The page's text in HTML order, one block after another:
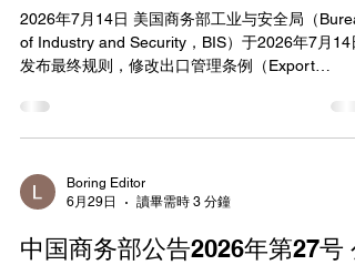
制管控名单（2026年7月24日） 商务部 2026年7月
24日 附件 出口管制管控名单 （2026年7月24日）
1.拉法特集团（Lafert S.p.A.） 地址：Via J.F.
Kennedy 43, San Donà di Piave, Venice, Italy 邮
编：3002
2026年7月14日 美国商务部工业与安全局（
of Industry and Security，BIS）于2026年7月14
发布最终规则，修改出口管理条例（Export
联合酋长国（United Arab Emirates，UAE）更优
待遇。该规则将UAE从Country Groups D:3（化学
入Country Group A:5，从而允许更多许可例外，
别是战略贸易授权（Strategic Trade
准的商业实体（如G42和Core42），可无许可出
Boring Editor
6月29日
讀畢需時 3 分鐘
中国商务部公告2026年第27号